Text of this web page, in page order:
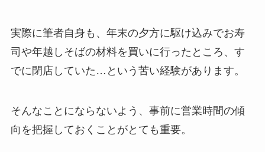
実際に筆者自身も、年末の夕方に駆け込みでお寿
司や年越しそばの材料を買いに行ったところ、す
でに閉店していた…という苦い経験があります。
そんなことにならないよう、事前に営業時間の傾
向を把握しておくことがとても重要。